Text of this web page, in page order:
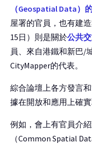
（Geospatial Data）
屋署的官員，也有建
15日）則是關於公共
員、來自港鐵和新巴/
CityMapper的代表。
綜合論壇上各方發言
據在開放和應用上確實
例如，會上有官員介
（Common Spatial